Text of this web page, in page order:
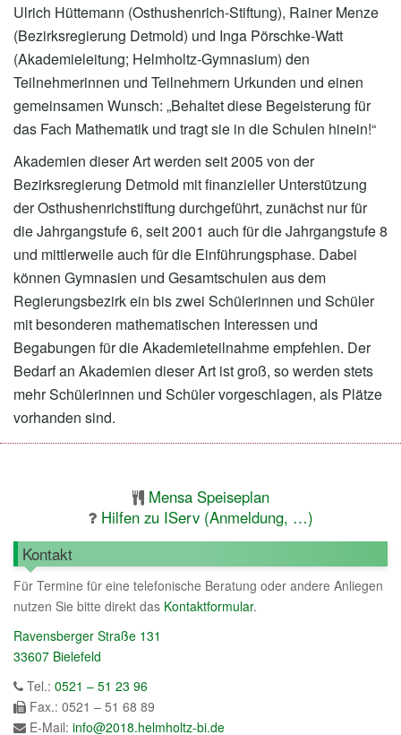
Ulrich Hüttemann (Osthushenrich-Stiftung), Rainer Menze
(Bezirksregierung Detmold) und Inga Pörschke-Watt
(Akademieleitung; Helmholtz-Gymnasium) den
Teilnehmerinnen und Teilnehmern Urkunden und einen
gemeinsamen Wunsch: „Behaltet diese Begeisterung für
das Fach Mathematik und tragt sie in die Schulen hinein!“
Akademien dieser Art werden seit 2005 von der
Bezirksregierung Detmold mit finanzieller Unterstützung
der Osthushenrichstiftung durchgeführt, zunächst nur für
die Jahrgangstufe 6, seit 2001 auch für die Jahrgangstufe 8
und mittlerweile auch für die Einführungsphase. Dabei
können Gymnasien und Gesamtschulen aus dem
Regierungsbezirk ein bis zwei Schülerinnen und Schüler
mit besonderen mathematischen Interessen und
Begabungen für die Akademieteilnahme empfehlen. Der
Bedarf an Akademien dieser Art ist groß, so werden stets
mehr Schülerinnen und Schüler vorgeschlagen, als Plätze
vorhanden sind.
Mensa Speiseplan
Hilfen zu IServ (Anmeldung, …)
Kontakt
Für Termine für eine telefonische Beratung oder andere Anliegen
nutzen Sie bitte direkt das Kontaktformular.
Ravensberger Straße 131
33607 Bielefeld
Tel.: 0521 – 51 23 96
Fax.: 0521 – 51 68 89
E-Mail: info@2018.helmholtz-bi.de